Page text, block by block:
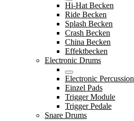
Hi-Hat Becken
Ride Becken
Splash Becken
Crash Becken
China Becken
Effektbecken
Electronic Drums
Electronic Percussion
Einzel Pads
Trigger Module
Trigger Pedale
Snare Drums